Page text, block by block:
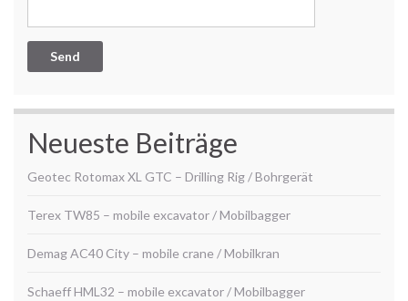
Neueste Beiträge
Geotec Rotomax XL GTC – Drilling Rig / Bohrgerät
Terex TW85 – mobile excavator / Mobilbagger
Demag AC40 City – mobile crane / Mobilkran
Schaeff HML32 – mobile excavator / Mobilbagger